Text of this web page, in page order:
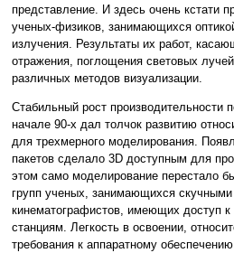
представление. И здесь очень кстати
ученых-физиков, занимающихся
излучения. Результаты их работ,
отражения, поглощения световых
различных методов визуализации.
Стабильный рост производительности
начале 90-х дал толчок развитию
для трехмерного моделирования.
пакетов сделало 3D доступным для
этом само моделирование перестало
групп ученых, занимающихся
кинематографистов, имеющих доступ
станциям. Легкость в освоении,
требования к аппаратному